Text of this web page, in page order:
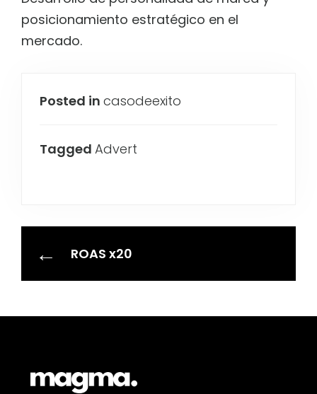
posicionamiento estratégico en el
mercado.
Posted in casodeexito
Tagged Advert
ROAS x20